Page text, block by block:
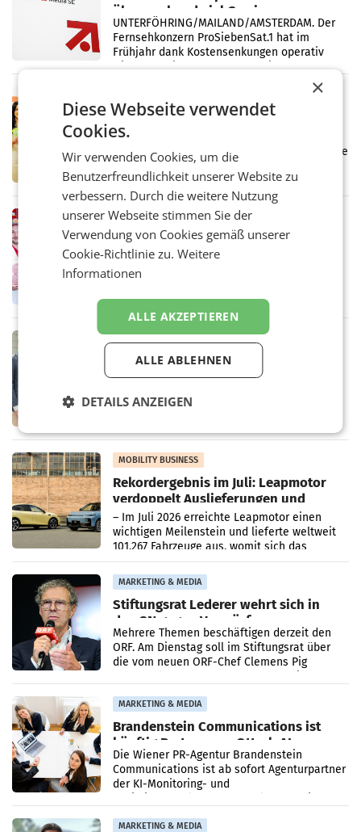
überraschend viel Gewinn
UNTERFÖHRING/MAILAND/AMSTERDAM. Der
Fernsehkonzern ProSiebenSat.1 hat im
Frühjahr dank Kostensenkungen operativ
wieder Gewinn gemacht und die
Eine Bühne für Zirkularität: ARA und
Müller informieren am POS über
Kreislauffähigkeit
Über den gesamten August hinweg rücken die
Altstoff Recycling Austria AG (ARA) und der
Handelskonzern Müller die Initiative
„Kreislauf-Helden“ in allen österreichischen
Müller-Filialen
RETAIL
Penny modernisiert zwei Filialen in
Ober- und Niederösterreich
laufenden Modernisierungsoffensive
erneuert Penny zwei Filialen in Nieder- und
Oberösterreich. Die beiden Standorte liegen
in Haag sowie im rund
RETAIL
Alles bereit für den Wechsel: Jürgen
Albrecht setzt ab 1.1.2027 auf Adeg
Zusammenarbeit zwischen Adeg und dem
kartellrechtlich freigegeben: Die
Bundeswettbewerbsbehörde und der
Bundeskartellanwalt
MOBILITY BUSINESS
Rekordergebnis im Juli: Leapmotor
verdoppelt Auslieferungen und
überschreitet die 100.000er-Marke
– Im Juli 2026 erreichte Leapmotor einen
wichtigen Meilenstein und lieferte weltweit
101.267 Fahrzeuge aus, womit sich das
Ergebnis gegenüber Juli 2025 mehr als
verdoppelte (+102
MARKETING & MEDIA
Stiftungsrat Lederer wehrt sich in
den SN gegen Vorwürfe
Mehrere Themen beschäftigen derzeit den
ORF. Am Dienstag soll im Stiftungsrat über
die vom neuen ORF-Chef Clemens Pig
MARKETING & MEDIA
Brandenstein Communications ist
künftig Partner von OtterlyAI
Die Wiener PR-Agentur Brandenstein
Communications ist ab sofort Agenturpartner
der KI-Monitoring- und
MARKETING & MEDIA
×
Diese Webseite verwendet
Cookies.
Wir verwenden Cookies, um die
Benutzerfreundlichkeit unserer Website zu
verbessern. Durch die weitere Nutzung
unserer Webseite stimmen Sie der
Verwendung von Cookies gemäß unserer
Cookie-Richtlinie zu.Weitere
Informationen
ALLE AKZEPTIEREN
ALLE ABLEHNEN
DETAILS ANZEIGEN